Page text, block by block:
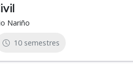
Nariño
10 semestres